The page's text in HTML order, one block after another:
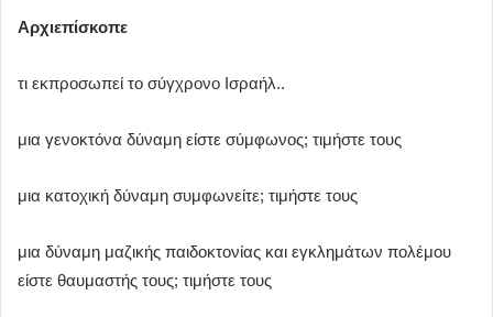
Αρχιεπίσκοπε
τι εκπροσωπεί το σύγχρονο Ισραήλ..
μια γενοκτόνα δύναμη είστε σύμφωνος; τιμήστε τους
μια κατοχική δύναμη συμφωνείτε; τιμήστε τους
μια δύναμη μαζικής παιδοκτονίας και εγκλημάτων πολέμου
είστε θαυμαστής τους; τιμήστε τους